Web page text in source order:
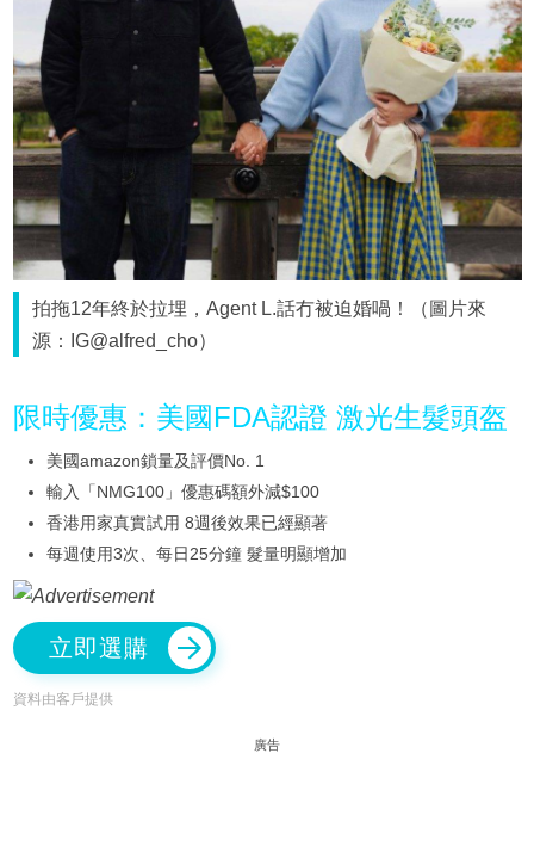
拍拖12年終於拉埋，Agent L.話冇被迫婚喎！（圖片來
源：IG@alfred_cho）
限時優惠：美國FDA認證 激光生髮頭盔
美國amazon鎖量及評價No. 1
輸入「NMG100」優惠碼額外減$100
香港用家真實試用 8週後效果已經顯著
每週使用3次、每日25分鐘 髮量明顯增加
立即選購
資料由客戶提供
廣告